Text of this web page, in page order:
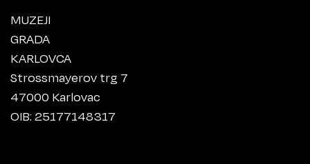
MUZEJI
GRADA
KARLOVCA
Strossmayerov trg 7
47000 Karlovac
OIB: 25177148317